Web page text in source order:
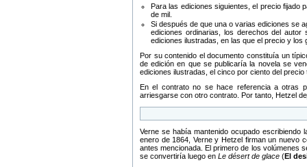
Para las ediciones siguientes, el precio fijado
de mil.
Si después de que una o varias ediciones se
ediciones ordinarias, los derechos del
ediciones ilustradas, en las que el precio y
Por su contenido el documento constituía un
de edición en que se publicaría la novela se
ediciones ilustradas, el cinco por ciento del
En el contrato no se hace referencia a otras
arriesgarse con otro contrato. Por tanto, Hetzel
Verne se había mantenido ocupado
enero de 1864, Verne y Hetzel firman un nuevo
antes mencionada. El primero de los volúmenes
se convertiría luego en Le désert de glace (El